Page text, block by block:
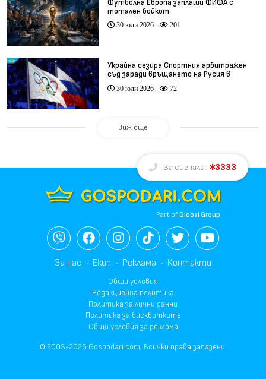
Футболна Европа заплаши ФИФА с
тотален бойкот
30 юли 2026 201
Украйна сезира Спортния арбитражен
съд заради връщането на Русия в
олимпийското движение
30 юли 2026 72
Виж още
За сигнали: 3333
Part ofGlobal Group
За нас Екип Реклама Контакти
Общи условия
Редакционна политика
Политика за лични данни
Политика за бисквитките
Общи условия за реклама
© 2003-2026 Gospodari.com, Всички права запазени.